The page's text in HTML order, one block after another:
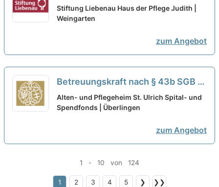
(w/m/d) in Teilzeit - Wir haben den
passenden Job für Dich!
Stiftung Liebenau Haus der Pflege Judith |
Weingarten
zum Angebot
Betreuungskraft nach § 43b SGB XI
(m/w/d) in Teilzeit - Herzlich
willkommen! neu
Alten- und Pflegeheim St. Ulrich Spital- und
Spendfonds | Überlingen
zum Angebot
1 - 10 von 124
1 2 3 4 5 ❯ ❯❯